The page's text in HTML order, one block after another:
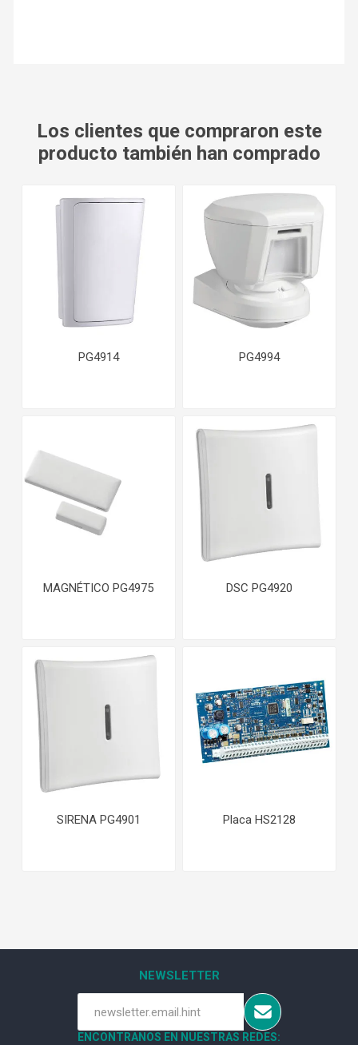
Los clientes que compraron este
producto también han comprado
PG4914 PG4994
MAGNÉTICO PG4975 DSC PG4920
SIRENA PG4901 Placa HS2128
NEWSLETTER
ENCONTRANOS EN NUESTRAS REDES: